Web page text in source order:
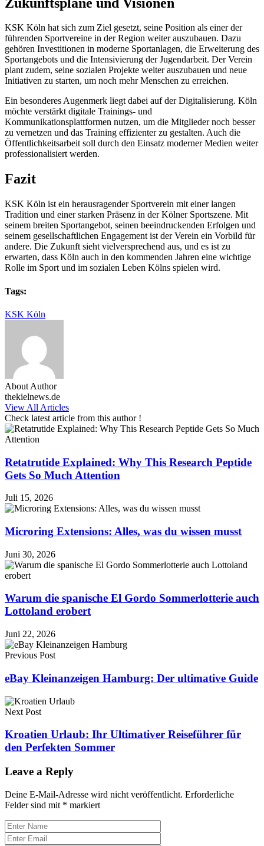
KSK Köln hat sich zum Ziel gesetzt, seine Position als einer der
führenden Sportvereine in der Region weiter auszubauen. Dazu
gehören Investitionen in moderne Sportanlagen, die Erweiterung des
Sportangebots und die Intensivierung der Jugendarbeit. Der Verein
plant zudem, seine sozialen Projekte weiter auszubauen und neue
Initiativen zu starten, um noch mehr Menschen zu erreichen.
Ein besonderes Augenmerk liegt dabei auf der Digitalisierung. Köln
möchte verstärkt digitale Trainings- und
Kommunikationsplattformen nutzen, um die Mitglieder noch besser
zu vernetzen und das Training effizienter zu gestalten. Auch die
Öffentlichkeitsarbeit soll durch den Einsatz moderner Medien weiter
professionalisiert werden.
Fazit
KSK Köln ist ein herausragender Sportverein mit einer langen
Tradition und einer starken Präsenz in der Kölner Sportszene. Mit
seinem breiten Sportangebot, seinen beeindruckenden Erfolgen und
seinem gesellschaftlichen Engagement ist der Verein ein Vorbild für
andere. Die Zukunft sieht vielversprechend aus, und es ist zu
erwarten, dass Köln auch in den kommenden Jahren eine wichtige
Rolle im Sport und im sozialen Leben Kölns spielen wird.
Tags:
KSK Köln
About Author
thekielnews.de
View All Articles
Check latest article from this author !
Retatrutide Explained: Why This Research Peptide
Gets So Much Attention
Juli 15, 2026
Microring Extensions: Alles, was du wissen musst
Juni 30, 2026
Warum die spanische El Gordo Sommerlotterie auch
Lottoland erobert
Juni 22, 2026
Previous Post
eBay Kleinanzeigen Hamburg: Der ultimative Guide
Next Post
Kroatien Urlaub: Ihr Ultimativer Reiseführer für
den Perfekten Sommer
Leave a Reply
Deine E-Mail-Adresse wird nicht veröffentlicht. Erforderliche
Felder sind mit * markiert